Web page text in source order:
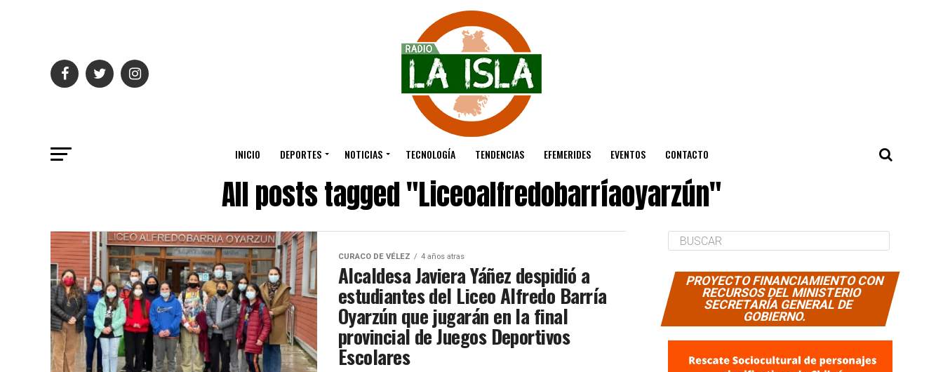
INICIO DEPORTES NOTICIAS TECNOLOGÍA TENDENCIAS EFEMERIDES EVENTOS CONTACTO
All posts tagged "Liceoalfredobarríaoyarzún"
CURACO DE VÉLEZ 4 años atras
Alcaldesa Javiera Yáñez despidió a
estudiantes del Liceo Alfredo Barría
Oyarzún que jugarán en la final
provincial de Juegos Deportivos
Escolares
PROYECTO FINANCIAMIENTO CON
RECURSOS DEL MINISTERIO
SECRETARÍA GENERAL DE
GOBIERNO.